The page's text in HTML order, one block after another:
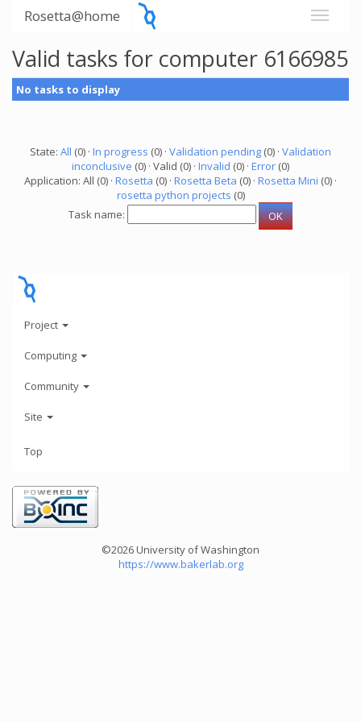
Rosetta@home
Valid tasks for computer 6166985
No tasks to display
State: All (0) · In progress (0) · Validation pending (0) · Validation
inconclusive (0) · Valid (0) · Invalid (0) · Error (0)
Application: All (0) · Rosetta (0) · Rosetta Beta (0) · Rosetta Mini (0) ·
rosetta python projects (0)
Task name:
Project
Computing
Community
Site
Top
©2026 University of Washington
https://www.bakerlab.org